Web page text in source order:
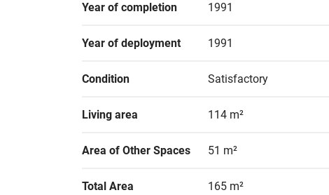
Year of completion 1991
Year of deployment 1991
Condition Satisfactory
Living area 114 m²
Area of Other Spaces 51 m²
Total Area 165 m²